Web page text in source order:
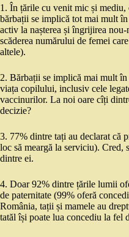
1. În țările cu venit mic și mediu,
bărbații se implică tot mai mult
activ la nașterea și îngrijirea nou-
scăderea numărului de femei
altele).
2. Bărbații se implică mai mult
viața copilului, inclusiv cele
vaccinurilor. La noi oare cîți
decizie?
3. 77% dintre tați au declarat că
loc să meargă la serviciu). Cred,
dintre ei.
4. Doar 92% dintre țările lumii
de paternitate (99% oferă
România, tații și mamele au
tatăl își poate lua concediu la fel